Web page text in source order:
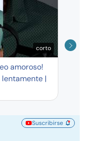
corto
amoroso!
|
Suscribirse